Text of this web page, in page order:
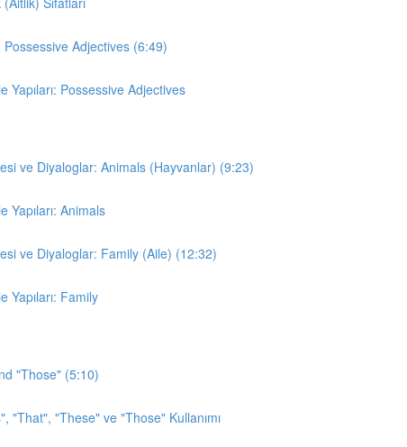
Adjectives (6:49)
Yapıları: Possessive Adjectives
ve Diyaloglar: Animals (Hayvanlar) (9:23)
Yapıları: Animals
ve Diyaloglar: Family (Aile) (12:32)
Yapıları: Family
"Those" (5:10)
"That", "These" ve "Those" Kullanımı